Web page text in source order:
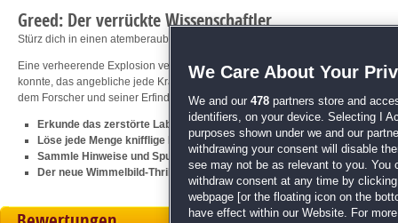
Greed: Der verrückte Wissenschaftler
Stürz dich in einen atemberaubenden Wimmelbild-Thriller!
Eine verheerende Explosion verwüstet das Labor eines berühmten
konnte, das angebliche jede Krankheit auf der Welt heilen kann! Du wirst als
dem Forscher und seiner Erfindung zu suchen - und stellst schnell fest, dass
Erkunde das zerstörte Labor und erlebe Wimmelbild-Hochspannung pur
Löse jede Menge knifflige Minispiele und Rätsel
Sammle Hinweise und Spuren und genieße erstklassige Animationen
Der neue Wimmelbild-Thriller von den Machern vonKarla Robbins: Im
We Care About Your
We and our 478 partners store and
identifiers, on your device. Selecting I
purposes shown under we and our
withdrawing your consent will disable
see may not be as relevant to you. You
withdraw consent at any time by
webpage [or the floating icon on the
have effect within our Website. For